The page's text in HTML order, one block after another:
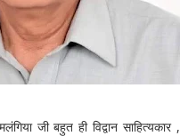
जी बहुत ही विद्वान साहित्यकार ,